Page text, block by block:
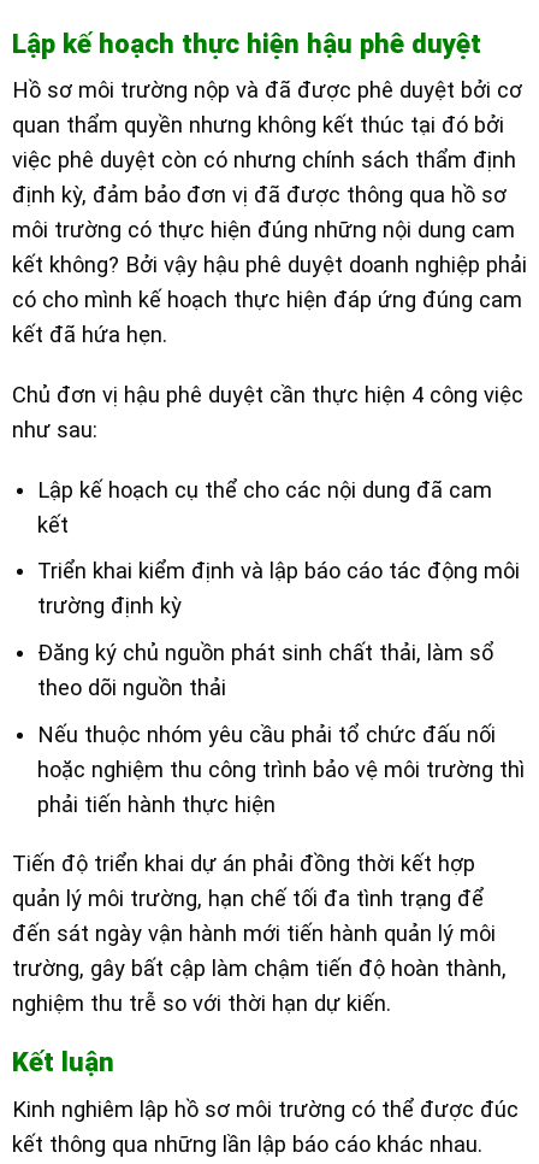
Lập kế hoạch thực hiện hậu phê duyệt
Hồ sơ môi trường nộp và đã được phê duyệt bởi cơ
quan thẩm quyền nhưng không kết thúc tại đó bởi
việc phê duyệt còn có nhưng chính sách thẩm định
định kỳ, đảm bảo đơn vị đã được thông qua hồ sơ
môi trường có thực hiện đúng những nội dung cam
kết không? Bởi vậy hậu phê duyệt doanh nghiệp phải
có cho mình kế hoạch thực hiện đáp ứng đúng cam
kết đã hứa hẹn.
Chủ đơn vị hậu phê duyệt cần thực hiện 4 công việc
như sau:
Lập kế hoạch cụ thể cho các nội dung đã cam
kết
Triển khai kiểm định và lập báo cáo tác động môi
trường định kỳ
Đăng ký chủ nguồn phát sinh chất thải, làm sổ
theo dõi nguồn thải
Nếu thuộc nhóm yêu cầu phải tổ chức đấu nối
hoặc nghiệm thu công trình bảo vệ môi trường thì
phải tiến hành thực hiện
Tiến độ triển khai dự án phải đồng thời kết hợp
quản lý môi trường, hạn chế tối đa tình trạng để
đến sát ngày vận hành mới tiến hành quản lý môi
trường, gây bất cập làm chậm tiến độ hoàn thành,
nghiệm thu trễ so với thời hạn dự kiến.
Kết luận
Kinh nghiêm lập hồ sơ môi trường có thể được đúc
kết thông qua những lần lập báo cáo khác nhau.